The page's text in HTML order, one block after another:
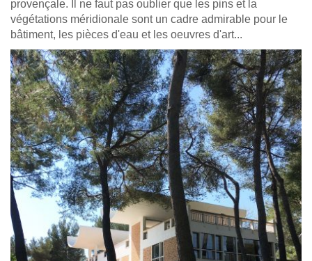
provençale. Il ne faut pas oublier que les pins et la
végétations méridionale sont un cadre admirable pour le
bâtiment, les pièces d'eau et les oeuvres d'art...